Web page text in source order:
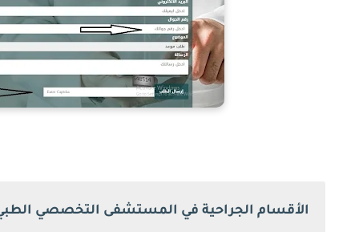
الأقسام الجراحية في المستشفى التخصصي